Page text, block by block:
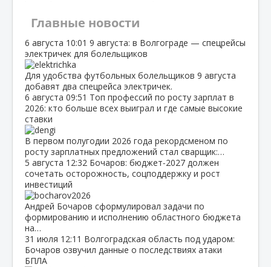
Главные новости
6 августа 10:01 9 августа: в Волгограде — спецрейсы
электричек для болельщиков
Для удобства футбольных болельщиков 9 августа
добавят два спецрейса электричек.
6 августа 09:51 Топ профессий по росту зарплат в
2026: кто больше всех выиграл и где самые высокие
ставки
В первом полугодии 2026 года рекордсменом по
росту зарплатных предложений стал сварщик:…
5 августа 12:32 Бочаров: бюджет‑2027 должен
сочетать осторожность, соцподдержку и рост
инвестиций
Андрей Бочаров сформулировал задачи по
формированию и исполнению областного бюджета
на…
31 июля 12:11 Волгоградская область под ударом:
Бочаров озвучил данные о последствиях атаки
БПЛА